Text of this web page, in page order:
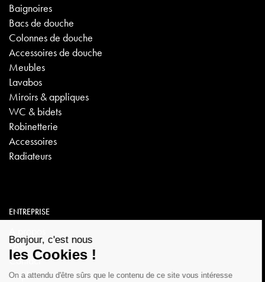
Baignoires
Bacs de douche
Colonnes de douche
Accessoires de douche
Meubles
Lavabos
Miroirs & appliques
WC & bidets
Robinetterie
Accessoires
Radiateurs
ENTREPRISE
FAQ
Contact
Emplois